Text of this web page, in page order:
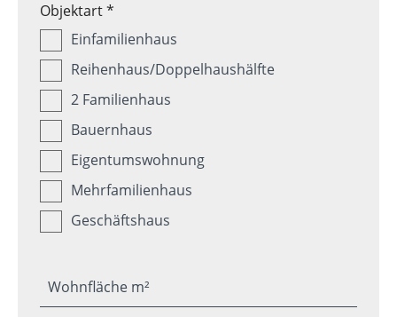
Objektart *
Einfamilienhaus
Reihenhaus/Doppelhaushälfte
2 Familienhaus
Bauernhaus
Eigentumswohnung
Mehrfamilienhaus
Geschäftshaus
Wohnfläche m²